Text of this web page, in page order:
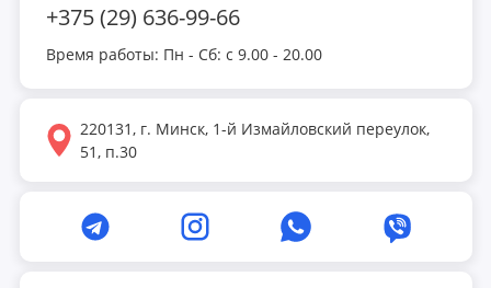
+375 (29) 636-99-66
Время работы: Пн - Сб: с 9.00 - 20.00
220131, г. Минск, 1-й Измайловский переулок,
51, п.30